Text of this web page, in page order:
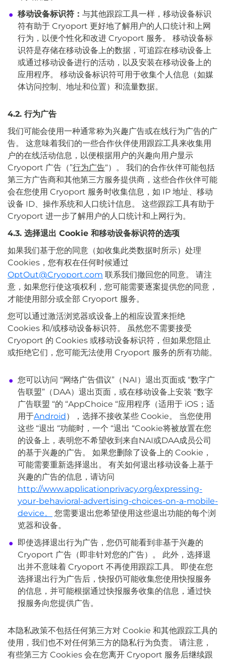
移动设备标识符： 与其他跟踪工具一样，移动设备标识
符有助于 Cryoport 更好地了解用户的人口统计和上网
行为，以便个性化和改进 Cryoport 服务。 移动设备标
识符是存储在移动设备上的数据，可追踪在移动设备上
或通过移动设备进行的活动，以及安装在移动设备上的
应用程序。 移动设备标识符可用于收集个人信息（如媒
体访问控制、地址和位置）和流量数据。
4.2. 行为广告
我们可能会使用一种通常称为兴趣广告或在线行为广告的广
告。 这意味着我们的一些合作伙伴使用跟踪工具来收集用
户的在线活动信息，以便根据用户的兴趣向用户显示
Cryoport 广告（”行为广告“）。 我们的合作伙伴可能包括
第三方广告商和其他第三方服务提供商，这些合作伙伴可能
会在您使用 Cryoport 服务时收集信息，如 IP 地址、移动
设备 ID、操作系统和人口统计信息。 这些跟踪工具有助于
Cryoport 进一步了解用户的人口统计和上网行为。
4.3. 选择退出 Cookie 和移动设备标识符的选项
如果我们基于您的同意（如收集此类数据时所示）处理
Cookies，您有权在任何时候通过
OptOut@Cryoport.com 联系我们撤回您的同意。 请注
意，如果您行使这项权利，您可能需要逐案提供您的同意，
才能使用部分或全部 Cryoport 服务。
您可以通过激活浏览器或设备上的相应设置来拒绝
Cookies 和/或移动设备标识符。 虽然您不需要接受
Cryoport 的 Cookies 或移动设备标识符，但如果您阻止
或拒绝它们，您可能无法使用 Cryoport 服务的所有功能。
您可以访问 “网络广告倡议”（NAI）退出页面或 “数字广
告联盟”（DAA）退出页面，或在移动设备上安装 “数字
广告联盟 “的 “AppChoice “应用程序（适用于 iOS；适
用于Android），选择不接收某些 Cookie。 当您使用
这些 “退出 “功能时，一个 “退出 “Cookie将被放置在您
的设备上，表明您不希望收到来自NAI或DAA成员公司
的基于兴趣的广告。 如果您删除了设备上的 Cookie，
可能需要重新选择退出。 有关如何退出移动设备上基于
兴趣的广告的信息，请访问
http://www.applicationprivacy.org/expressing-
your-behavioral-advertising-choices-on-a-mobile-
device。
您需要退出您希望使用这些退出功能的每个浏
览器和设备。
即使选择退出行为广告，您仍可能看到非基于兴趣的
Cryoport 广告（即非针对您的广告）。 此外，选择退
出并不意味着 Cryoport 不再使用跟踪工具。 即使在您
选择退出行为广告后，快报仍可能收集您使用快报服务
的信息，并可能根据通过快报服务收集的信息，通过快
报服务向您提供广告。
本隐私政策不包括任何第三方对 Cookie 和其他跟踪工具的
使用，我们也不对任何第三方的隐私行为负责。 请注意，
有些第三方 Cookies 会在您离开 Cryoport 服务后继续跟